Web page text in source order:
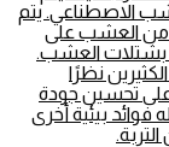
الاصطناعي. يتم
العشب على
بشتلات العشب.
نظرًا
تحسين جودة
فوائد بيئية أخرى